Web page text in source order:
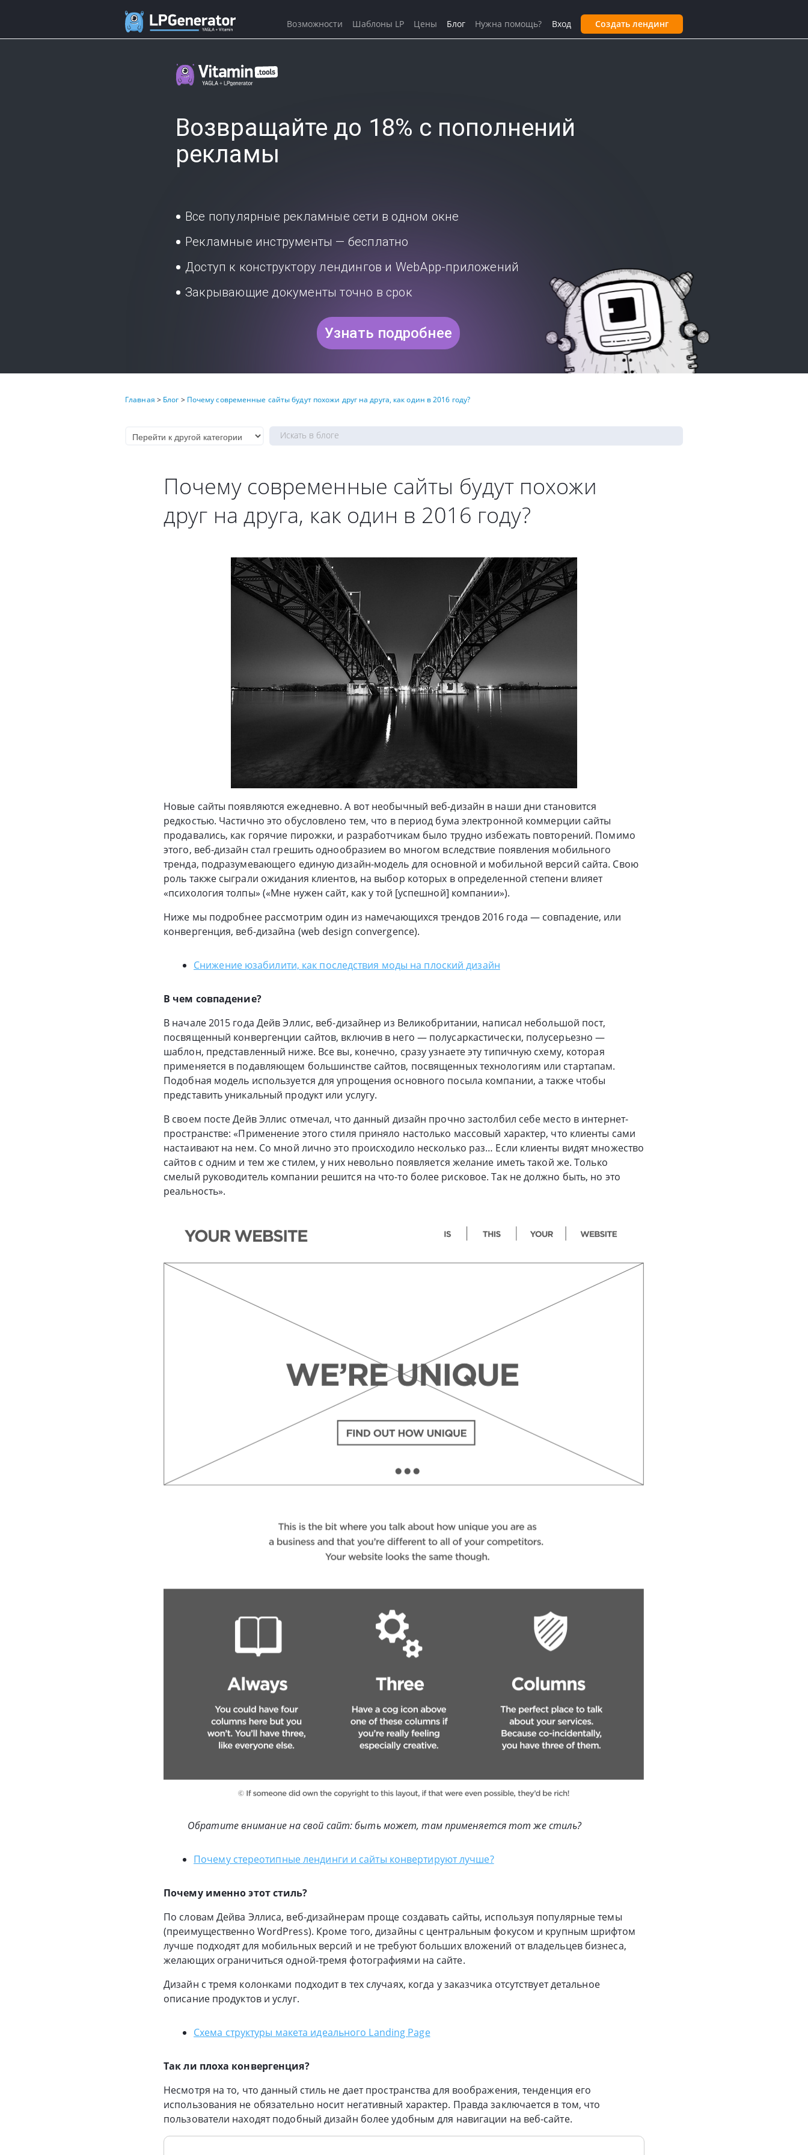
Возвращайте до 18% с пополнений
рекламы
Все популярные рекламные сети в одном окне
Рекламные инструменты — бесплатно
Доступ к конструктору лендингов и WebApp-приложений
Закрывающие документы точно в срок
Узнать подробнее
Главная > Блог > Почему современные сайты будут похожи друг на друга, как один в 2016 году?
Почему современные сайты будут похожи
друг на друга, как один в 2016 году?
Новые сайты появляются ежедневно. А вот необычный веб-дизайн в наши дни становится
редкостью. Частично это обусловлено тем, что в период бума электронной коммерции сайты
продавались, как горячие пирожки, и разработчикам было трудно избежать повторений. Помимо
этого, веб-дизайн стал грешить однообразием во многом вследствие появления мобильного
тренда, подразумевающего единую дизайн-модель для основной и мобильной версий сайта. Свою
роль также сыграли ожидания клиентов, на выбор которых в определенной степени влияет
«психология толпы» («Мне нужен сайт, как у той [успешной] компании»).
Ниже мы подробнее рассмотрим один из намечающихся трендов 2016 года — совпадение, или
конвергенция, веб-дизайна (web design convergence).
Снижение юзабилити, как последствия моды на плоский дизайн
В чем совпадение?
В начале 2015 года Дейв Эллис, веб-дизайнер из Великобритании, написал небольшой пост,
посвященный конвергенции сайтов, включив в него — полусаркастически, полусерьезно —
шаблон, представленный ниже. Все вы, конечно, сразу узнаете эту типичную схему, которая
применяется в подавляющем большинстве сайтов, посвященных технологиям или стартапам.
Подобная модель используется для упрощения основного посыла компании, а также чтобы
представить уникальный продукт или услугу.
В своем посте Дейв Эллис отмечал, что данный дизайн прочно застолбил себе место в интернет-
пространстве: «Применение этого стиля приняло настолько массовый характер, что клиенты сами
настаивают на нем. Со мной лично это происходило несколько раз… Если клиенты видят множество
сайтов с одним и тем же стилем, у них невольно появляется желание иметь такой же. Только
смелый руководитель компании решится на что-то более рисковое. Так не должно быть, но это
реальность».
Обратите внимание на свой сайт: быть может, там применяется тот же стиль?
Почему стереотипныe лендинги и сайты конвертируют лучше?
Почему именно этот стиль?
По словам Дейва Эллиса, веб-дизайнерам проще создавать сайты, используя популярные темы
(преимущественно WordPress). Кроме того, дизайны с центральным фокусом и крупным шрифтом
лучше подходят для мобильных версий и не требуют больших вложений от владельцев бизнеса,
желающих ограничиться одной-тремя фотографиями на сайте.
Дизайн с тремя колонками подходит в тех случаях, когда у заказчика отсутствует детальное
описание продуктов и услуг.
Схема структуры макета идеального Landing Page
Так ли плоха конвергенция?
Несмотря на то, что данный стиль не дает пространства для воображения, тенденция его
использования не обязательно носит негативный характер. Правда заключается в том, что
пользователи находят подобный дизайн более удобным для навигации на веб-сайте.
Вход Создать лендинг
Возможности Шаблоны LP Цены Блог Нужна помощь?